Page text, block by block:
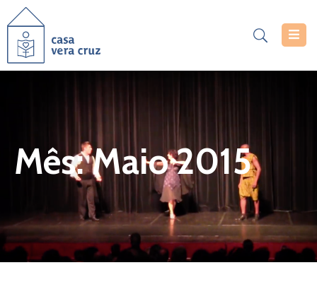
Casa
Projetos
Documentos
Inscrições
Mês:Maio 2015